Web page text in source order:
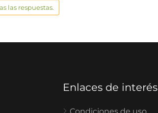
las respuestas.
Enlaces de interés